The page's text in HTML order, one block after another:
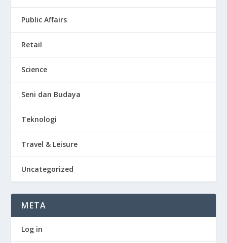
Public Affairs
Retail
Science
Seni dan Budaya
Teknologi
Travel & Leisure
Uncategorized
META
Log in